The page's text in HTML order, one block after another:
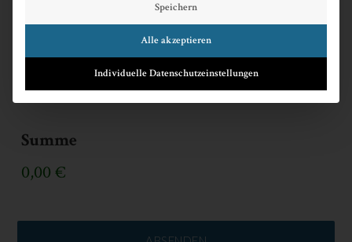
Zweite Auswahl
Dritte Auswahl
Summe
0,00 €
Speichern
Alle akzeptieren
Individuelle Datenschutzeinstellungen